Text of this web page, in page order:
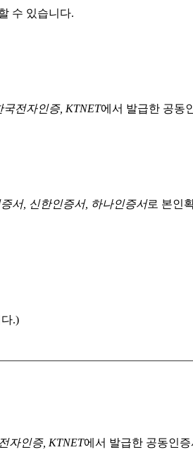
수 있습니다.
전자인증, KTNET에서 발급한 공동
서, 신한인증서, 하나인증서로 본인
.)
자인증, KTNET에서 발급한 공동인증